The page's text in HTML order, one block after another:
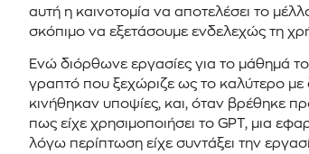
αυτή η καινοτομία να αποτελέσει το
σκόπιμο να εξετάσουμε ενδελεχώς τη
Ενώ διόρθωνε εργασίες για το μάθημά
γραπτό που ξεχώριζε ως το καλύτερο με
κινήθηκαν υποψίες, και, όταν βρέθηκε
πως είχε χρησιμοποιήσει το GPT, μια
λόγω περίπτωση είχε συντάξει την